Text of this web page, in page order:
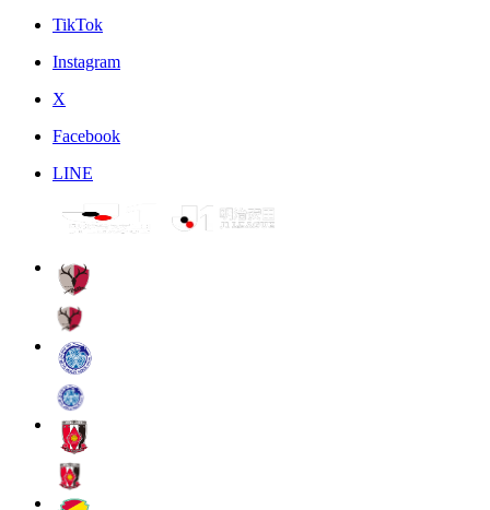
TikTok
Instagram
X
Facebook
LINE